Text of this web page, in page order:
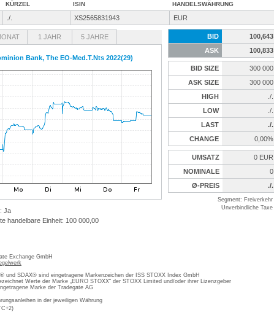
KÜRZEL ISIN HANDELSWÄHRUNG
./. XS2565831943 EUR
1 JAHR 5 JAHRE
Bank, The EO-Med.T.Nts 2022(29)
Ja
handelbare Einheit: 100 000,00
BID
100,643
ASK
100,833
BID SIZE
300 000
ASK SIZE
300 000
HIGH
./.
LOW
./.
LAST
./.
CHANGE
0,00%
UMSATZ
0 EUR
NOMINALE
0
Ø-PREIS
./.
Segment: Freiverkehr
Unverbindliche Taxe
Exchange GmbH
und SDAX® sind eingetragene Markenzeichen der ISS STOXX Index GmbH
Werte der Marke „EURO STOXX“ der STOXX Limited und/oder ihrer Lizenzgeber
Marke der Tradegate AG
in der jeweiligen Währung